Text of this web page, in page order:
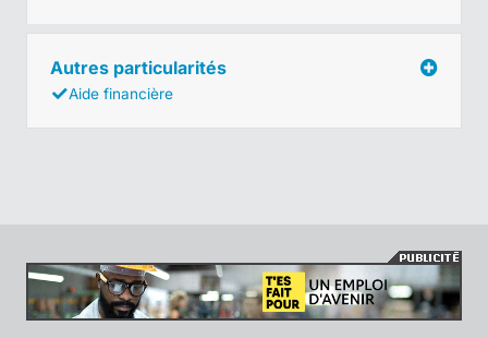
Autres particularités
Aide financière